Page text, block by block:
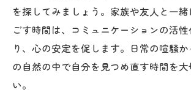
を探してみましょう。家族や友人と一
ごす時間は、コミュニケーションの活
り、心の安定を促します。日常の喧騒
の自然の中で自分を見つめ直す時間を大
い。